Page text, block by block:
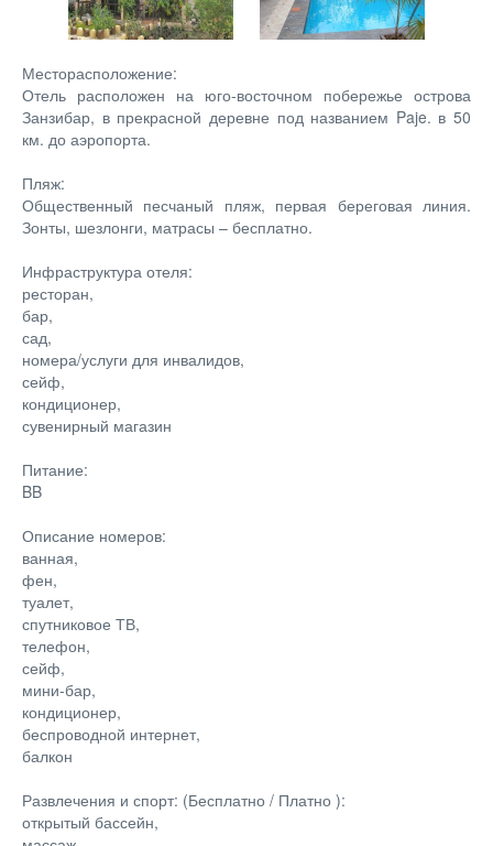
Месторасположение:
Отель расположен на юго-восточном побережье острова
Занзибар, в прекрасной деревне под названием Paje. в 50
км. до аэропорта.
Пляж:
Общественный песчаный пляж, первая береговая линия.
Зонты, шезлонги, матрасы – бесплатно.
Инфраструктура отеля:
ресторан,
бар,
сад,
номера/услуги для инвалидов,
сейф,
кондиционер,
сувенирный магазин
Питание:
BB
Описание номеров:
ванная,
фен,
туалет,
спутниковое ТВ,
телефон,
сейф,
мини-бар,
кондиционер,
беспроводной интернет,
балкон
Развлечения и спорт: (Бесплатно / Платно ):
открытый бассейн,